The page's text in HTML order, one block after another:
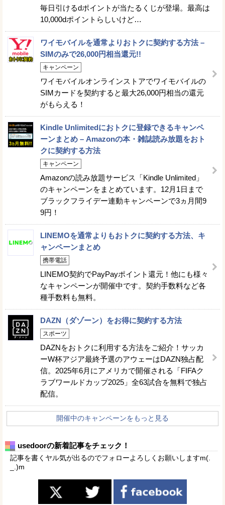
毎日引けるdポイントが当たるくじが登場。最高は
10,000dポイントらしいけど…
ワイモバイルを通常よりおトクに契約する方法 –
SIMのみで26,000円相当還元!!
キャンペーン
ワイモバイルオンラインストアでワイモバイルの
SIMカードを契約すると最大26,000円相当の還元
がもらえる！
Kindle Unlimitedにおトクに登録できるキャンペ
ーンまとめ – Amazonの本・雑誌読み放題をおト
クに契約する方法
キャンペーン
Amazonの読み放題サービス「Kindle Unlimited」
のキャンペーンをまとめています。12月1日まで
ブラックフライデー連動キャンペーンで3ヵ月間9
9円！
LINEMOを通常よりもおトクに契約する方法、キ
ャンペーンまとめ
携帯電話
LINEMO契約でPayPayポイント還元！他にも様々
なキャンペーンが開催中です。契約手数料など各
種手数料も無料。
DAZN（ダゾーン）をお得に契約する方法
スポーツ
DAZNをおトクに利用する方法をご紹介！サッカ
ーW杯アジア最終予選のアウェーはDAZN独占配
信。2025年6月にアメリカで開催される「FIFAク
ラブワールドカップ2025」全63試合を無料で独占
配信。
開催中のキャンペーンをもっと見る
usedoorの新着記事をチェック！
記事を書くヤル気が出るのでフォローよろしくお願いしますm(.
_.)m